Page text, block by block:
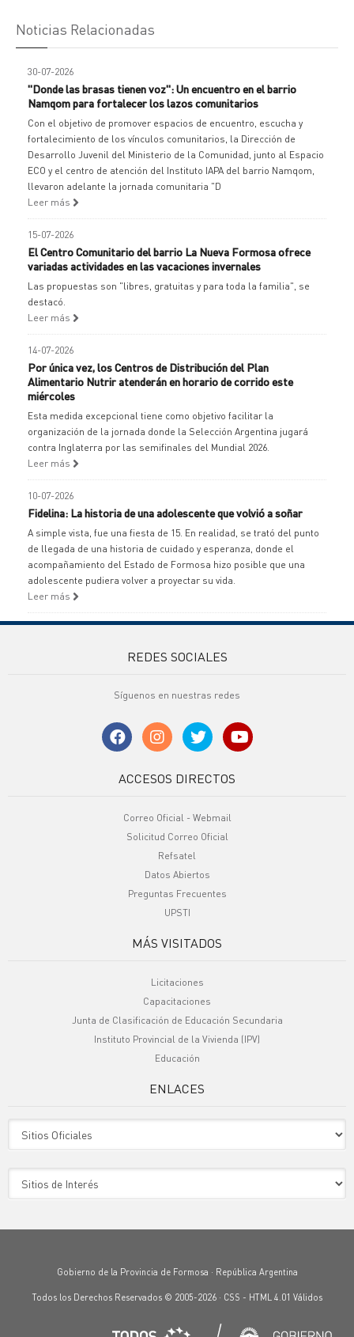
Noticias Relacionadas
30-07-2026
"Donde las brasas tienen voz": Un encuentro en el barrio
Namqom para fortalecer los lazos comunitarios
Con el objetivo de promover espacios de encuentro, escucha y
fortalecimiento de los vínculos comunitarios, la Dirección de
Desarrollo Juvenil del Ministerio de la Comunidad, junto al Espacio
ECO y el centro de atención del Instituto IAPA del barrio Namqom,
llevaron adelante la jornada comunitaria "D
Leer más
15-07-2026
El Centro Comunitario del barrio La Nueva Formosa ofrece
variadas actividades en las vacaciones invernales
Las propuestas son "libres, gratuitas y para toda la familia", se
destacó.
Leer más
14-07-2026
Por única vez, los Centros de Distribución del Plan
Alimentario Nutrir atenderán en horario de corrido este
miércoles
Esta medida excepcional tiene como objetivo facilitar la
organización de la jornada donde la Selección Argentina jugará
contra Inglaterra por las semifinales del Mundial 2026.
Leer más
10-07-2026
Fidelina: La historia de una adolescente que volvió a soñar
A simple vista, fue una fiesta de 15. En realidad, se trató del punto
de llegada de una historia de cuidado y esperanza, donde el
acompañamiento del Estado de Formosa hizo posible que una
adolescente pudiera volver a proyectar su vida.
Leer más
REDES SOCIALES
Síguenos en nuestras redes
ACCESOS DIRECTOS
Correo Oficial - Webmail
Solicitud Correo Oficial
Refsatel
Datos Abiertos
Preguntas Frecuentes
UPSTI
MÁS VISITADOS
Licitaciones
Capacitaciones
Junta de Clasificación de Educación Secundaria
Instituto Provincial de la Vivienda (IPV)
Educación
ENLACES
Gobierno de la Provincia de Formosa · República Argentina
Todos los Derechos Reservados © 2005-2026 · CSS - HTML 4.01 Válidos